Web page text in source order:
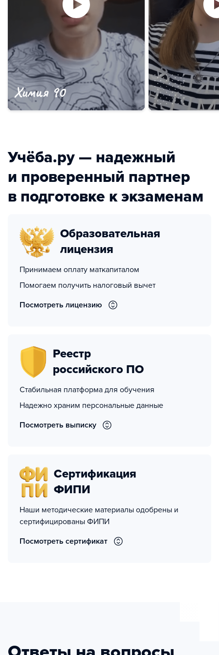
Учёба.ру — надежный
и проверенный партнер
в подготовке к экзаменам
Образовательная
лицензия
Принимаем оплату маткапиталом
Помогаем получить налоговый вычет
Посмотреть лицензию
Реестр
российского ПО
Стабильная платформа для обучения
Надежно храним персональные данные
Посмотреть выписку
Сертификация
ФИПИ
Наши методические материалы одобрены и
сертифицированы ФИПИ
Посмотреть сертификат